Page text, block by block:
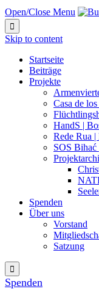
Open/Close Menu

Skip to content
Startseite
Beiträge
Projekte
Casa de
HandS |
Rede Rua |
SOS Bihać
Spenden
Über uns
Vorstand
Satzung

Spenden